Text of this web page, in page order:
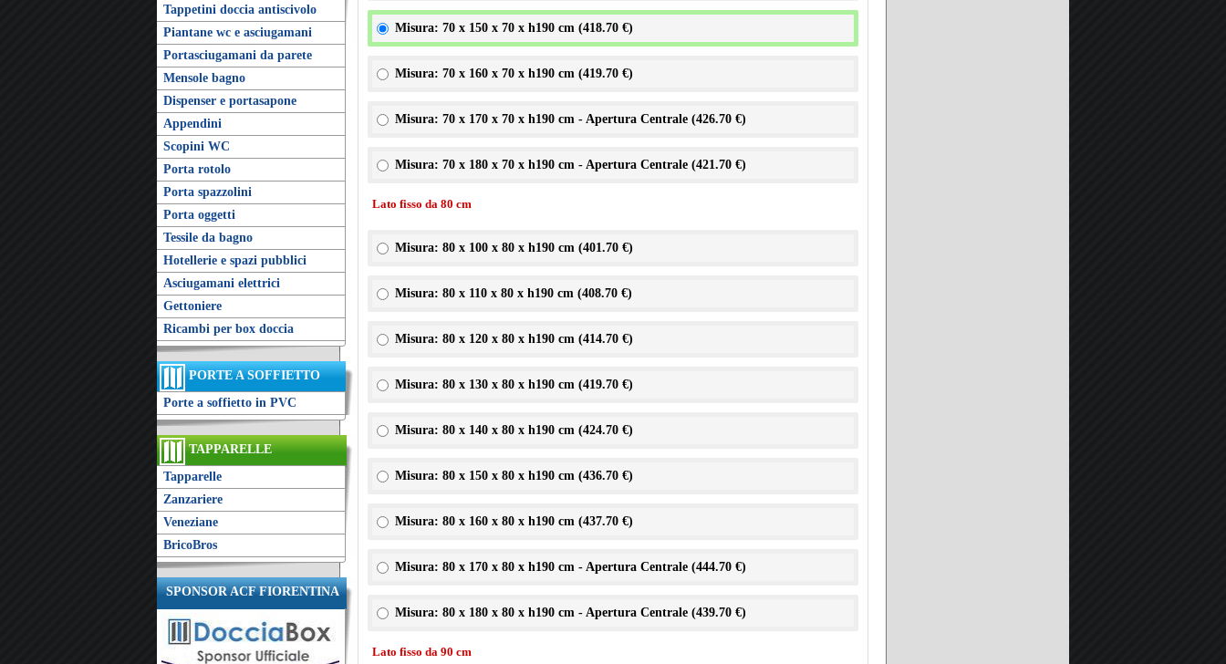
Tappetini doccia antiscivolo
Piantane wc e asciugamani
Portasciugamani da parete
Mensole bagno
Dispenser e portasapone
Appendini
Scopini WC
Porta rotolo
Porta spazzolini
Porta oggetti
Tessile da bagno
Hotellerie e spazi pubblici
Asciugamani elettrici
Gettoniere
Ricambi per box doccia
PORTE A SOFFIETTO
Porte a soffietto in PVC
TAPPARELLE
Tapparelle
Zanzariere
Veneziane
BricoBros
SPONSOR ACF FIORENTINA
Misura: 70 x 150 x 70 x h190 cm (418.70 €)
Misura: 70 x 160 x 70 x h190 cm (419.70 €)
Misura: 70 x 170 x 70 x h190 cm - Apertura Centrale (426.70 €)
Misura: 70 x 180 x 70 x h190 cm - Apertura Centrale (421.70 €)
Lato fisso da 80 cm
Misura: 80 x 100 x 80 x h190 cm (401.70 €)
Misura: 80 x 110 x 80 x h190 cm (408.70 €)
Misura: 80 x 120 x 80 x h190 cm (414.70 €)
Misura: 80 x 130 x 80 x h190 cm (419.70 €)
Misura: 80 x 140 x 80 x h190 cm (424.70 €)
Misura: 80 x 150 x 80 x h190 cm (436.70 €)
Misura: 80 x 160 x 80 x h190 cm (437.70 €)
Misura: 80 x 170 x 80 x h190 cm - Apertura Centrale (444.70 €)
Misura: 80 x 180 x 80 x h190 cm - Apertura Centrale (439.70 €)
Lato fisso da 90 cm